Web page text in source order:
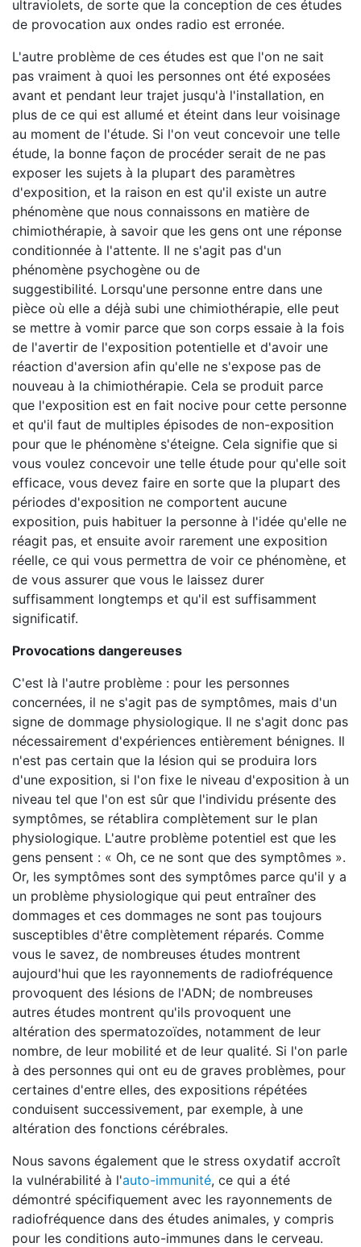
ultraviolets, de sorte que la conception de ces études
de provocation aux ondes radio est erronée.
L'autre problème de ces études est que l'on ne sait
pas vraiment à quoi les personnes ont été exposées
avant et pendant leur trajet jusqu'à l'installation, en
plus de ce qui est allumé et éteint dans leur voisinage
au moment de l'étude. Si l'on veut concevoir une telle
étude, la bonne façon de procéder serait de ne pas
exposer les sujets à la plupart des paramètres
d'exposition, et la raison en est qu'il existe un autre
phénomène que nous connaissons en matière de
chimiothérapie, à savoir que les gens ont une réponse
conditionnée à l'attente. Il ne s'agit pas d'un
phénomène psychogène ou de
suggestibilité. Lorsqu'une personne entre dans une
pièce où elle a déjà subi une chimiothérapie, elle peut
se mettre à vomir parce que son corps essaie à la fois
de l'avertir de l'exposition potentielle et d'avoir une
réaction d'aversion afin qu'elle ne s'expose pas de
nouveau à la chimiothérapie. Cela se produit parce
que l'exposition est en fait nocive pour cette personne
et qu'il faut de multiples épisodes de non-exposition
pour que le phénomène s'éteigne. Cela signifie que si
vous voulez concevoir une telle étude pour qu'elle soit
efficace, vous devez faire en sorte que la plupart des
périodes d'exposition ne comportent aucune
exposition, puis habituer la personne à l'idée qu'elle ne
réagit pas, et ensuite avoir rarement une exposition
réelle, ce qui vous permettra de voir ce phénomène, et
de vous assurer que vous le laissez durer
suffisamment longtemps et qu'il est suffisamment
significatif.
Provocations dangereuses
C'est là l'autre problème : pour les personnes
concernées, il ne s'agit pas de symptômes, mais d'un
signe de dommage physiologique. Il ne s'agit donc pas
nécessairement d'expériences entièrement bénignes. Il
n'est pas certain que la lésion qui se produira lors
d'une exposition, si l'on fixe le niveau d'exposition à un
niveau tel que l'on est sûr que l'individu présente des
symptômes, se rétablira complètement sur le plan
physiologique. L'autre problème potentiel est que les
gens pensent : « Oh, ce ne sont que des symptômes ».
Or, les symptômes sont des symptômes parce qu'il y a
un problème physiologique qui peut entraîner des
dommages et ces dommages ne sont pas toujours
susceptibles d'être complètement réparés. Comme
vous le savez, de nombreuses études montrent
aujourd'hui que les rayonnements de radiofréquence
provoquent des lésions de l'ADN; de nombreuses
autres études montrent qu'ils provoquent une
altération des spermatozoïdes, notamment de leur
nombre, de leur mobilité et de leur qualité. Si l'on parle
à des personnes qui ont eu de graves problèmes, pour
certaines d'entre elles, des expositions répétées
conduisent successivement, par exemple, à une
altération des fonctions cérébrales.
Nous savons également que le stress oxydatif accroît
la vulnérabilité à l'auto-immunité, ce qui a été
démontré spécifiquement avec les rayonnements de
radiofréquence dans des études animales, y compris
pour les conditions auto-immunes dans le cerveau.